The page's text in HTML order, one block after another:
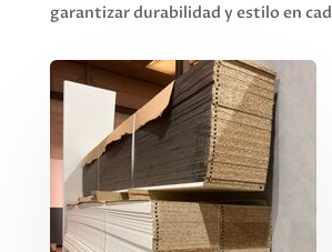
garantizar durabilidad y estilo en